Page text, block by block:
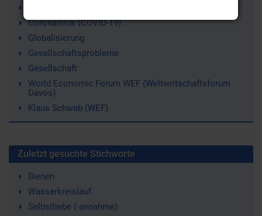
Coronavirus (COVID-19)
Globalisierung
Gesellschaftsprobleme
Gesellschaft
World Economic Forum WEF (Weltwirtschaftsforum
Davos)
Klaus Schwab (WEF)
Zuletzt gesuchte Stichworte
Bienen
Wasserkreislauf
Selbstliebe (-annahme)